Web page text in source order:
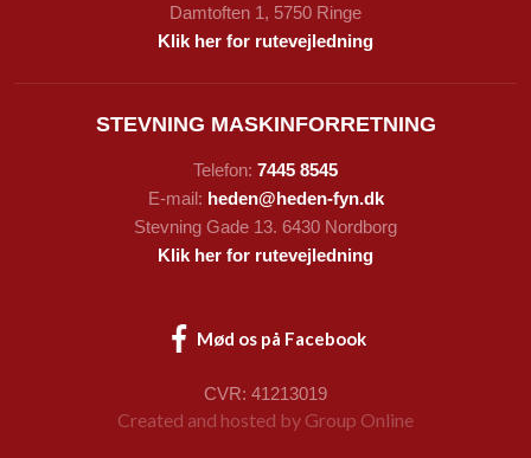
Damtoften 1, 5750 Ringe
Klik her for rutevejledning
STEVNING MASKINFORRETNING
Telefon: 7445 8545
E-mail: heden@heden-fyn.dk
Stevning Gade 13. 6430 Nordborg
Klik her for rutevejledning
Mød os på Facebook​
CVR: 41213019
Created and hosted by Group Online